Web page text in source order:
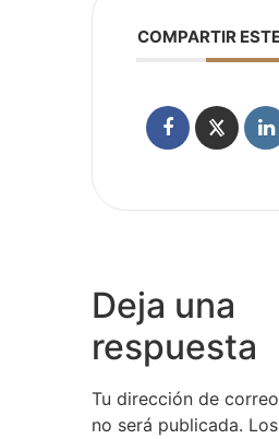
COMPARTIR
Deja una
respuesta
Tu dirección de
no será publicada.